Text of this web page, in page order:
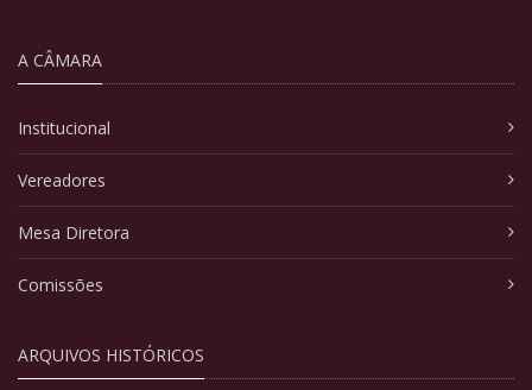
A CÂMARA
Institucional
Vereadores
Mesa Diretora
Comissões
ARQUIVOS HISTÓRICOS